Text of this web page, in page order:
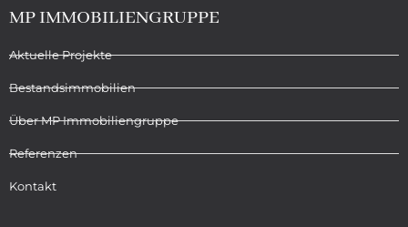
MP IMMOBILIENGRUPPE
Aktuelle Projekte
Bestandsimmobilien
Über MP Immobiliengruppe
Referenzen
Kontakt